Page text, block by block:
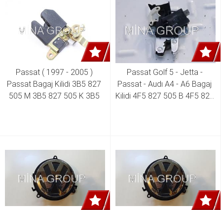
Passat ( 1997 - 2005 )
Passat Bagaj Kilidi 3B5 827
505 M 3B5 827 505 K 3B5
Passat Golf 5 - Jetta -
Passat - Audı A4 - A6 Bagaj
Kilidi 4F5 827 505 B 4F5 827